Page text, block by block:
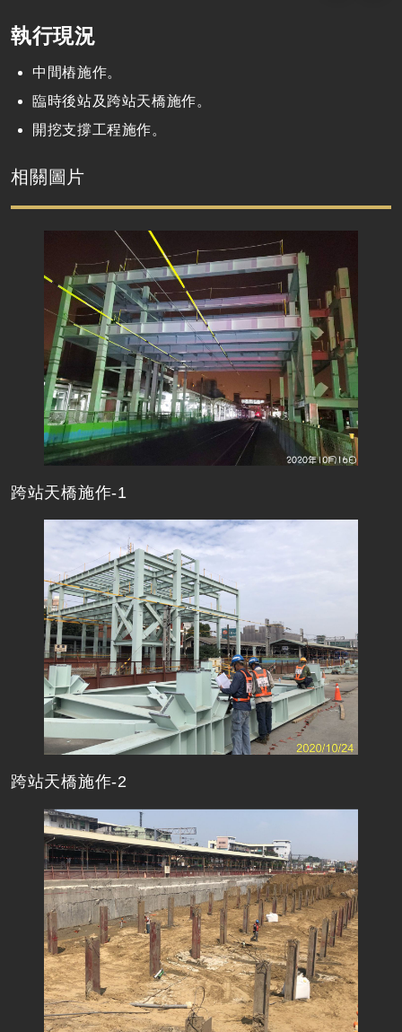
執行現況
中間樁施作。
臨時後站及跨站天橋施作。
開挖支撐工程施作。
相關圖片
跨站天橋施作-1
跨站天橋施作-2